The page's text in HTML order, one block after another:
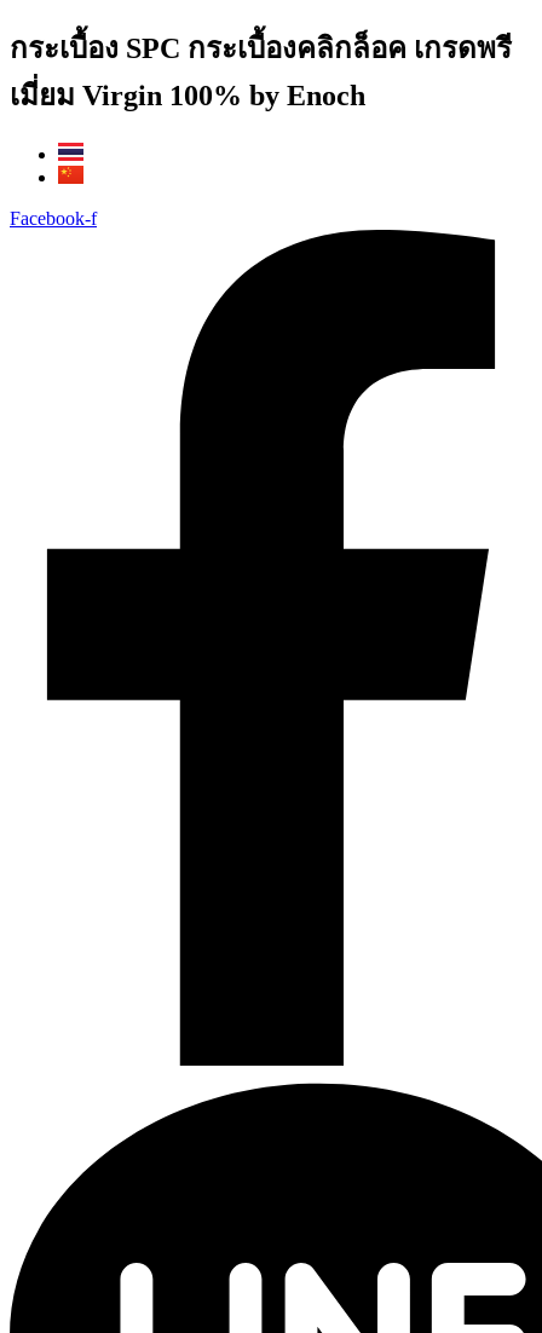
to
content
กระเบื้อง SPC กระเบื้องคลิกล็อค เกรดพรี
เมี่ยม Virgin 100% by Enoch
Facebook-f